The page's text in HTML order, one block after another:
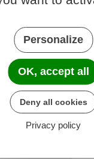
sur les
d'un micro-
d'un entrepreneur
Personalize
OK, accept all
Deny all cookies
Privacy policy